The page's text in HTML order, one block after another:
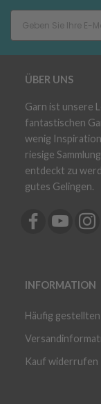
ÜBER UNS
Garn ist unsere
fantastischen
wenig
riesige
entdeckt zu
gutes Gelingen.
INFORMATION
Häufig
Kauf widerrufen